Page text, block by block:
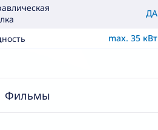
ДА
max. 35 кВт
Фильмы